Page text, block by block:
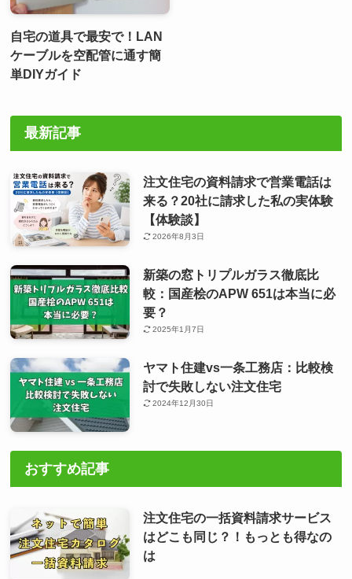
自宅の道具で最安で！LAN
ケーブルを空配管に通す簡
単DIYガイド
最新記事
注文住宅の資料請求で営業電話は
来る？20社に請求した私の実体験
【体験談】
2026年8月3日
新築の窓トリプルガラス徹底比
較：国産桧のAPW 651は本当に必
要？
2025年1月7日
ヤマト住建vs一条工務店：比較検
討で失敗しない注文住宅
2024年12月30日
おすすめ記事
注文住宅の一括資料請求サービス
はどこも同じ？！もっとも得なの
は